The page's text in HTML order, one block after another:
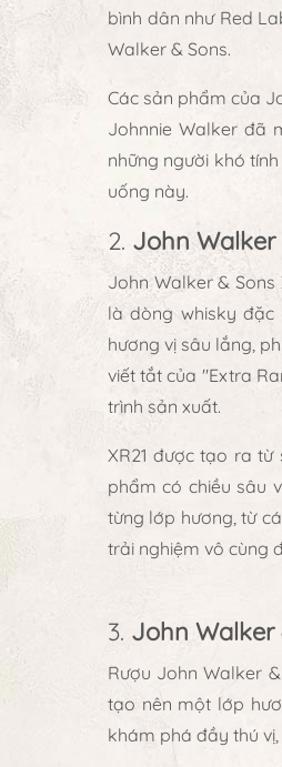
bình dân như Red
Walker & Sons.
Các sản phẩm của
Johnnie Walker đã
những người khó
uống này.
2. John Walker
John Walker &
là dòng whisky
hương vị sâu lắng,
viết tắt của "Extra
trình sản xuất.
XR21 được tạo ra
phẩm có chiều sâu
từng lớp hương, từ
trải nghiệm vô cùng
3. John Walker
Rượu John Walker
tạo nên một lớp
khám phá đầy thú